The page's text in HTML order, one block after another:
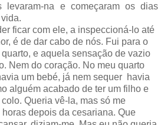
levaram-na e começaram os dias
ficar com ele, a inspeccioná-lo até
é de dar cabo de nós. Fui para o
e aquela sensação de vazio
Nem do coração. No meu quarto
um bebé, já nem sequer havia
alguém acabado de ter um filho e
Queria vê-la, mas só me
depois da cesariana. Que